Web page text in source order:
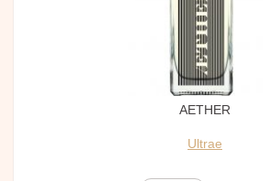
AETHER
Ultrae